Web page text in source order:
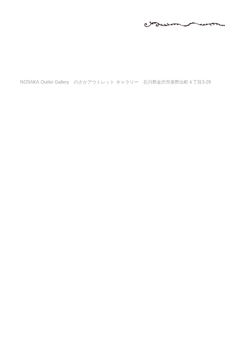
NOSAKA Outlet Gallery のさかアウトレット ギャラリー 石川県金沢市泉野出町４丁目3-29